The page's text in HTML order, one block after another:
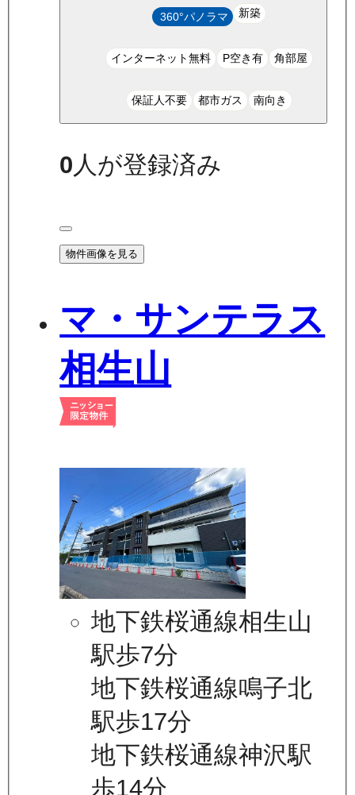
360°パノラマ 新築
インターネット無料 P空き有 角部屋
保証人不要 都市ガス 南向き
0人が登録済み
物件画像を見る
マ・サンテラス
相生山
地下鉄桜通線相生山
駅歩7分
地下鉄桜通線鳴子北
駅歩17分
地下鉄桜通線神沢駅
歩14分